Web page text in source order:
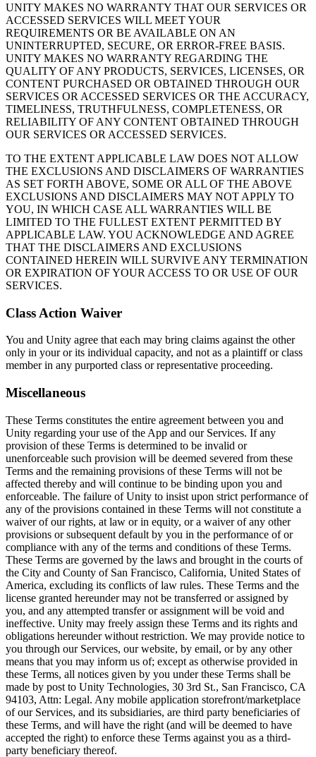
UNITY MAKES NO WARRANTY THAT OUR SERVICES OR
ACCESSED SERVICES WILL MEET YOUR
REQUIREMENTS OR BE AVAILABLE ON AN
UNINTERRUPTED, SECURE, OR ERROR-FREE BASIS.
UNITY MAKES NO WARRANTY REGARDING THE
QUALITY OF ANY PRODUCTS, SERVICES, LICENSES, OR
CONTENT PURCHASED OR OBTAINED THROUGH OUR
SERVICES OR ACCESSED SERVICES OR THE ACCURACY,
TIMELINESS, TRUTHFULNESS, COMPLETENESS, OR
RELIABILITY OF ANY CONTENT OBTAINED THROUGH
OUR SERVICES OR ACCESSED SERVICES.
TO THE EXTENT APPLICABLE LAW DOES NOT ALLOW
THE EXCLUSIONS AND DISCLAIMERS OF WARRANTIES
AS SET FORTH ABOVE, SOME OR ALL OF THE ABOVE
EXCLUSIONS AND DISCLAIMERS MAY NOT APPLY TO
YOU, IN WHICH CASE ALL WARRANTIES WILL BE
LIMITED TO THE FULLEST EXTENT PERMITTED BY
APPLICABLE LAW. YOU ACKNOWLEDGE AND AGREE
THAT THE DISCLAIMERS AND EXCLUSIONS
CONTAINED HEREIN WILL SURVIVE ANY TERMINATION
OR EXPIRATION OF YOUR ACCESS TO OR USE OF OUR
SERVICES.
Class Action Waiver
You and Unity agree that each may bring claims against the other
only in your or its individual capacity, and not as a plaintiff or class
member in any purported class or representative proceeding.
Miscellaneous
These Terms constitutes the entire agreement between you and
Unity regarding your use of the App and our Services. If any
provision of these Terms is determined to be invalid or
unenforceable such provision will be deemed severed from these
Terms and the remaining provisions of these Terms will not be
affected thereby and will continue to be binding upon you and
enforceable. The failure of Unity to insist upon strict performance of
any of the provisions contained in these Terms will not constitute a
waiver of our rights, at law or in equity, or a waiver of any other
provisions or subsequent default by you in the performance of or
compliance with any of the terms and conditions of these Terms.
These Terms are governed by the laws and brought in the courts of
the City and County of San Francisco, California, United States of
America, excluding its conflicts of law rules. These Terms and the
license granted hereunder may not be transferred or assigned by
you, and any attempted transfer or assignment will be void and
ineffective. Unity may freely assign these Terms and its rights and
obligations hereunder without restriction. We may provide notice to
you through our Services, our website, by email, or by any other
means that you may inform us of; except as otherwise provided in
these Terms, all notices given by you under these Terms shall be
made by post to Unity Technologies, 30 3rd St., San Francisco, CA
94103, Attn: Legal. Any mobile application storefront/marketplace
of our Services, and its subsidiaries, are third party beneficiaries of
these Terms, and will have the right (and will be deemed to have
accepted the right) to enforce these Terms against you as a third-
party beneficiary thereof.